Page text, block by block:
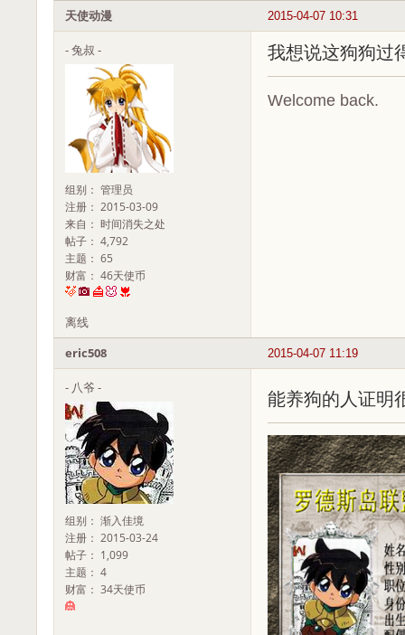
2015-04-07 10:31
天使动漫
- 兔叔 -
组别： 管理员
注册： 2015-03-09
来自： 时间消失之处
帖子： 4,792
主题： 65
财富： 46天使币
我想说这狗狗过
Welcome back.
离线
2015-04-07 11:19
eric508
- 八爷 -
组别： 渐入佳境
注册： 2015-03-24
帖子： 1,099
主题： 4
财富： 34天使币
能养狗的人证明